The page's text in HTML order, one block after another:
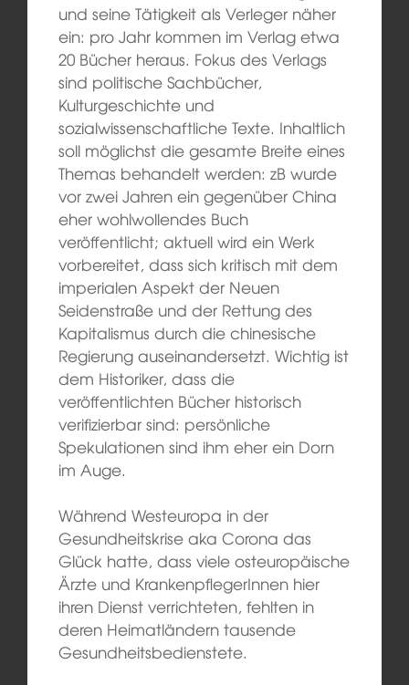
und seine Tätigkeit als Verleger näher
ein: pro Jahr kommen im Verlag etwa
20 Bücher heraus. Fokus des Verlags
sind politische Sachbücher,
Kulturgeschichte und
sozialwissenschaftliche Texte. Inhaltlich
soll möglichst die gesamte Breite eines
Themas behandelt werden: zB wurde
vor zwei Jahren ein gegenüber China
eher wohlwollendes Buch
veröffentlicht; aktuell wird ein Werk
vorbereitet, dass sich kritisch mit dem
imperialen Aspekt der Neuen
Seidenstraße und der Rettung des
Kapitalismus durch die chinesische
Regierung auseinandersetzt. Wichtig ist
dem Historiker, dass die
veröffentlichten Bücher historisch
verifizierbar sind: persönliche
Spekulationen sind ihm eher ein Dorn
im Auge.
Während Westeuropa in der
Gesundheitskrise aka Corona das
Glück hatte, dass viele osteuropäische
Ärzte und KrankenpflegerInnen hier
ihren Dienst verrichteten, fehlten in
deren Heimatländern tausende
Gesundheitsbedienstete.